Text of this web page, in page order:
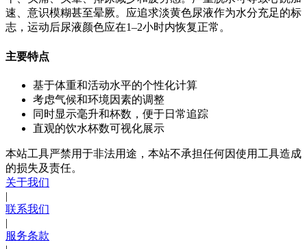
速、意识模糊甚至晕厥。应追求淡黄色尿液作为水分充足的标
志，运动后尿液颜色应在1–2小时内恢复正常。
主要特点
基于体重和活动水平的个性化计算
考虑气候和环境因素的调整
同时显示毫升和杯数，便于日常追踪
直观的饮水杯数可视化展示
本站工具严禁用于非法用途，本站不承担任何因使用工具造成
的损失及责任。
关于我们
|
联系我们
|
服务条款